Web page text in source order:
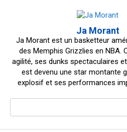
Ja Morant
Ja Morant est un basketteur
des Memphis Grizzlies en NBA.
agilité, ses dunks spectaculaires
est devenu une star montante
explosif et ses performances
Search: